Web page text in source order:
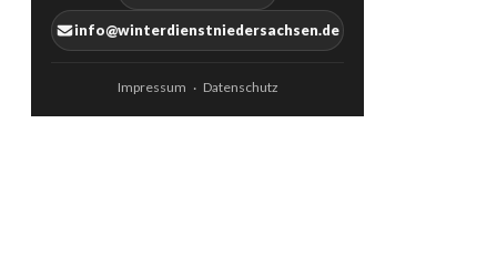
info@winterdienstniedersachsen.de
Impressum · Datenschutz